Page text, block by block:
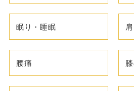
眠り・睡眠
腰痛